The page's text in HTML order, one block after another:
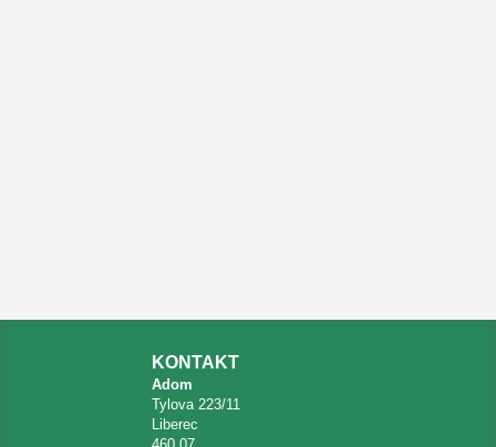
KONTAKT
Adom
Tylova 223/11
Liberec